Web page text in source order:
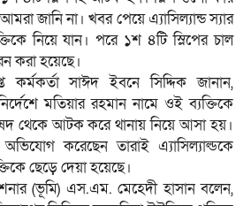
জানি না। খবর পেয়ে এ্যাসিল্যান্ড স্যার
নিয়ে যান। পরে ১শ ৪টি স্লিপের চাল
করা হয়েছে।
কর্মকর্তা সাঈদ ইবনে সিদ্দিক জানান,
মতিয়ার রহমান নামে ওই ব্যক্তিকে
থেকে আটক করে থানায় নিয়ে আসা হয়।
অভিযোগ করেছেন তারাই এ্যাসিল্যাল্ডকে
ছেড়ে দেয়া হয়েছে।
(ভূমি) এস.এম. মেহেদী হাসান বলেন,